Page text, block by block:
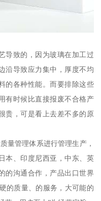
导致的，因为玻璃在加工过
沿导致应力集中，厚度不均
的各种性能。而要排除这些
有时候比直接报废不合格产
贵，可是看上去差不多的原
量管理体系进行管理生产，
本、印度尼西亚，中东、英
的沟通合作，产品出口世界
的质量、的服务，大可能的